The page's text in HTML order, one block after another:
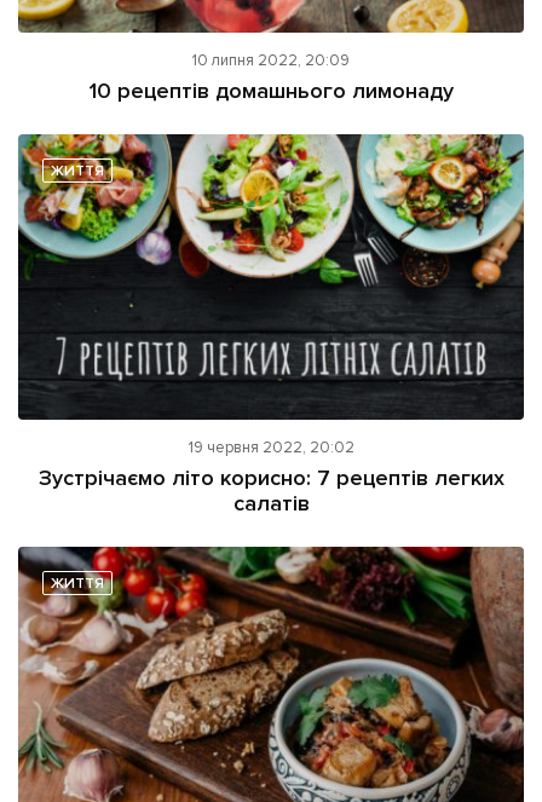
10 липня 2022, 20:09
10 рецептів домашнього лимонаду
ЖИТТЯ
19 червня 2022, 20:02
Зустрічаємо літо корисно: 7 рецептів легких
салатів
ЖИТТЯ